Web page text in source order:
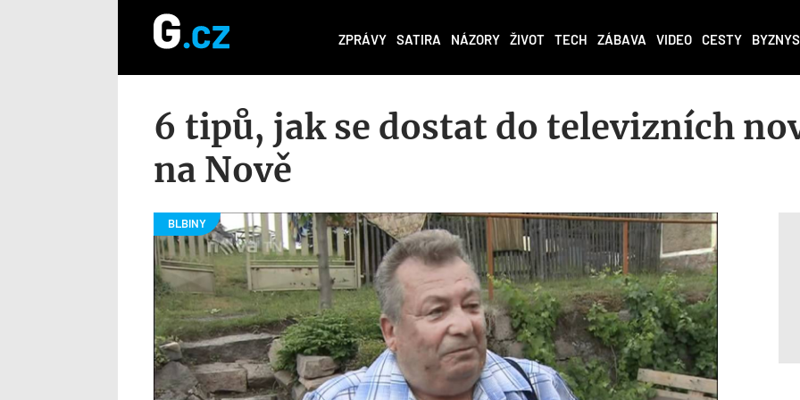
ZPRÁVY SATIRA NÁZORY ŽIVOT TECH ZÁBAVA VIDEO CESTY BYZNYS
6 tipů, jak se dostat do televizních
na Nově